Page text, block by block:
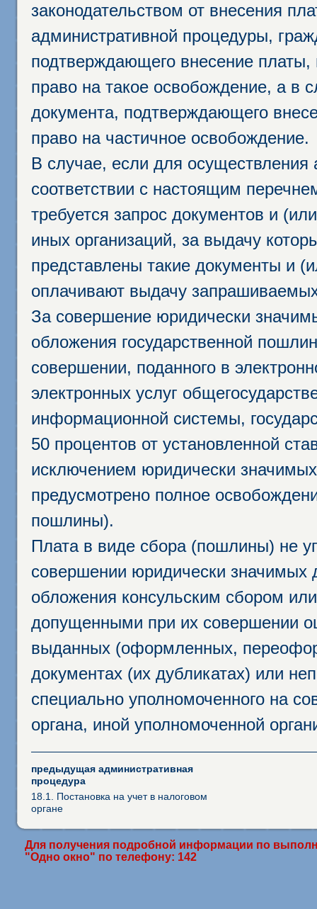
законодательством от внесения
административной процедуры,
подтверждающего внесение
право на такое освобождение, а в
документа, подтверждающего
право на частичное освобождение.
В случае, если для осуществления
соответствии с настоящим
требуется запрос документов и
иных организаций, за выдачу
представлены такие документы и
оплачивают выдачу
За совершение юридически
обложения государственной
совершении, поданного в
электронных услуг
информационной системы,
50 процентов от установленной
исключением юридически
предусмотрено полное
пошлины).
Плата в виде сбора (пошлины) не
совершении юридически
обложения консульским сбором
допущенными при их совершении
выданных (оформленных,
документах (их дубликатах) или
специально уполномоченного на
органа, иной уполномоченной
предыдущая административная
процедура
18.1. Постановка на учет в налоговом
органе
Для получения подробной информации по
"Одно окно" по телефону: 142